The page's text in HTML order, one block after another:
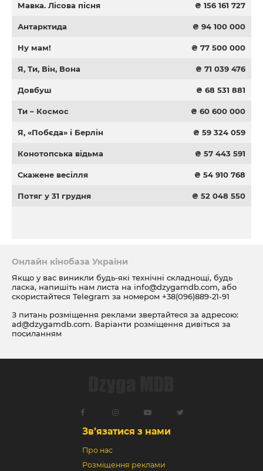
Мавка. Лісова пісня ₴ 156 161 727
Антарктида ₴ 94 100 000
Ну мам! ₴ 77 500 000
Я, Ти, Він, Вона ₴ 71 039 476
Довбуш ₴ 68 531 881
Ти – Космос ₴ 60 600 000
Я, «Побєда» і Берлін ₴ 59 324 059
Конотопська відьма ₴ 57 443 591
Скажене весілля ₴ 54 910 768
Потяг у 31 грудня ₴ 52 048 550
Онлайн кінобаза України
Якщо у вас виникли будь-які технічні складнощі, будь
ласка, напишіть нам листа на info@dzygamdb.com, або
скористайтеся Telegram за номером +38(096)889-21-91
З питань розміщення реклами звертайтеся за адресою:
ad@dzygamdb.com. Варіанти розміщення дивіться за
посиланням
Зв’язатися з нами
Про нас
Розміщення реклами